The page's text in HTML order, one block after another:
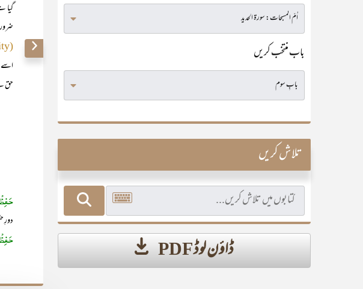
گیا
(necessity)
اسے
حق
دورِ
باب منتخب کریں
تلاش کریں
ڈاؤن لوڈ PDF